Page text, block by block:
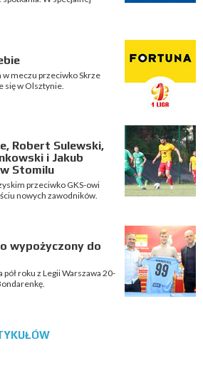
w meczu przeciwko Skrze
się w Olsztynie.
Robert Sulewski,
i Jakub
Stomilu
przeciwko GKS-owi
nowych zawodników.
wypożyczony do
roku z Legii Warszawa 20-